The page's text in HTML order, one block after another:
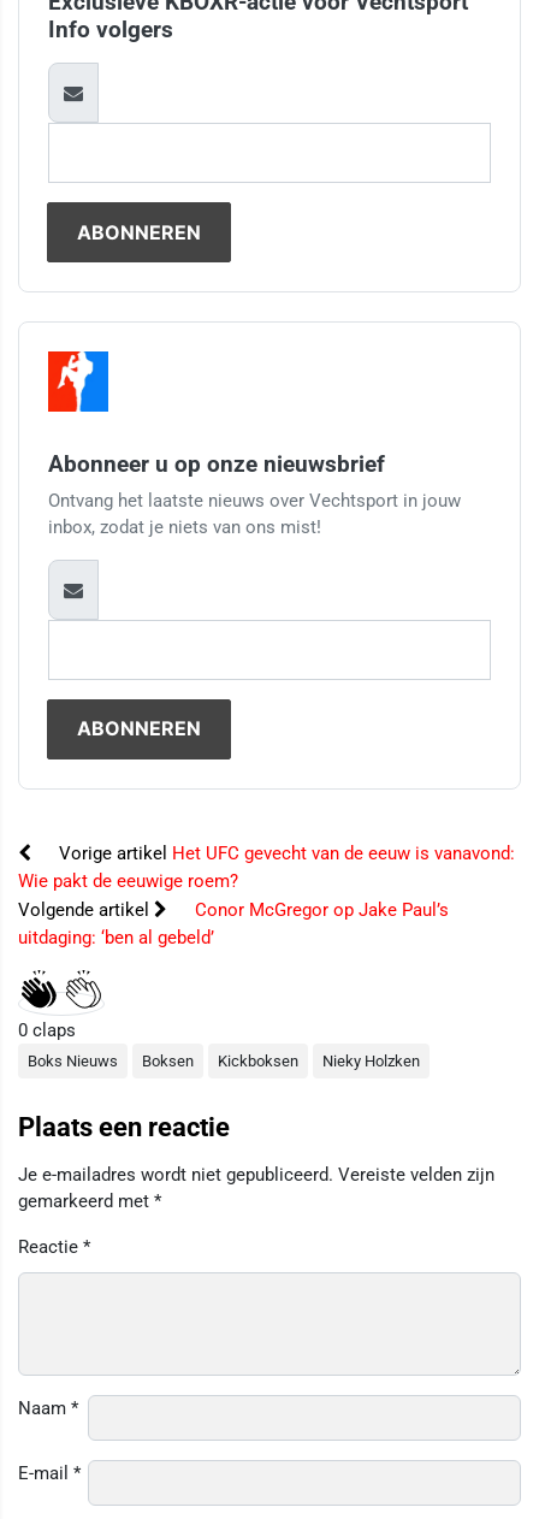
Info volgers
Abonneer u op onze nieuwsbrief
Ontvang het laatste nieuws over Vechtsport in jouw
inbox, zodat je niets van ons mist!
Vorige artikel Het UFC gevecht van de eeuw is vanavond:
Wie pakt de eeuwige roem?
Volgende artikel
Conor McGregor op Jake Paul’s
uitdaging: ‘ben al gebeld’
0 claps
Boks Nieuws Boksen Kickboksen Nieky Holzken
Plaats een reactie
Je e-mailadres wordt niet gepubliceerd. Vereiste velden zijn
gemarkeerd met *
Reactie *
Naam *
E-mail *